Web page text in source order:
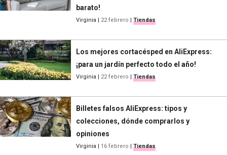
barato!
Virginia 22 febrero Tiendas
Los mejores cortacésped en AliExpress:
¡para un jardín perfecto todo el año!
Virginia 22 febrero Tiendas
Billetes falsos AliExpress: tipos y
colecciones, dónde comprarlos y
opiniones
Virginia 16 febrero Tiendas